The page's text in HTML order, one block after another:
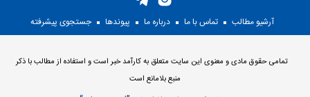
آرشیو مطالب تماس با ما درباره ما پيوندها جستجوی پيشرفته
تمامی حقوق مادی و معنوی این سایت متعلق به کارآمد خبر است و استفاده از مطالب با ذکر
منبع بلامانع است